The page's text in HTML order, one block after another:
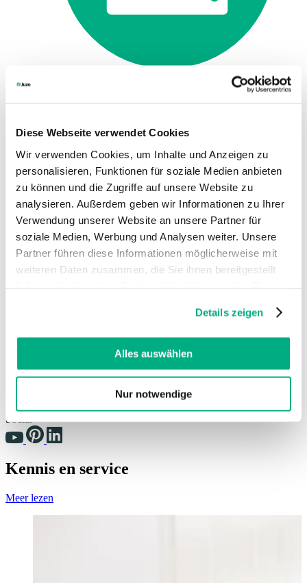
Diese Webseite verwendet Cookies
Wir verwenden Cookies, um Inhalte und Anzeigen zu
personalisieren, Funktionen für soziale Medien anbieten
zu können und die Zugriffe auf unsere Website zu
analysieren. Außerdem geben wir Informationen zu Ihrer
Verwendung unserer Website an unsere Partner für
soziale Medien, Werbung und Analysen weiter. Unsere
Partner führen diese Informationen möglicherweise mit
weiteren Daten zusammen, die Sie ihnen bereitgestellt
Cookies, wenn Sie unsere Webseite weiterhin nutzen.
Weitere Informationen finden Sie in
DatenschutzerklärungundImpressum
Details zeigen
Alles auswählen
Nur notwendige
Vind uw lokale leverancier
Taal
Deutsch
English (UK)
Español
Français
Français (Belgique)
Italiano
English (Int.)
Social
Kennis en service
Meer lezen